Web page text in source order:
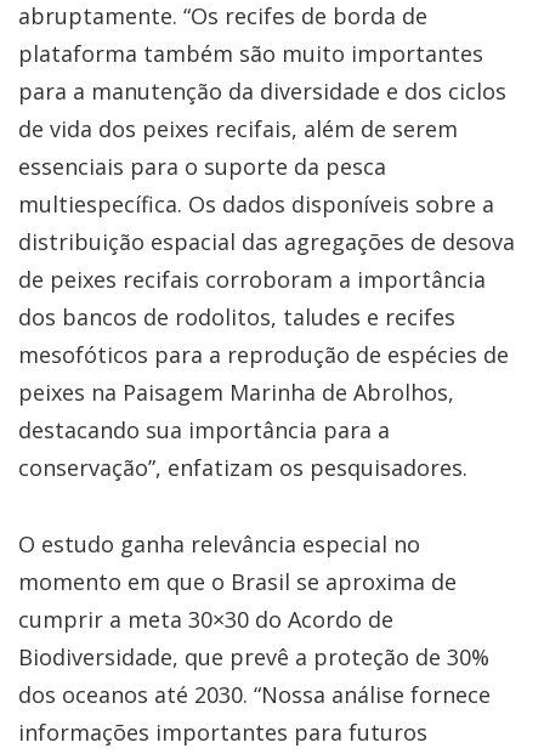
abruptamente. “Os recifes de borda de
plataforma também são muito importantes
para a manutenção da diversidade e dos ciclos
de vida dos peixes recifais, além de serem
essenciais para o suporte da pesca
multiespecífica. Os dados disponíveis sobre a
distribuição espacial das agregações de desova
de peixes recifais corroboram a importância
dos bancos de rodolitos, taludes e recifes
mesofóticos para a reprodução de espécies de
peixes na Paisagem Marinha de Abrolhos,
destacando sua importância para a
conservação”, enfatizam os pesquisadores.
O estudo ganha relevância especial no
momento em que o Brasil se aproxima de
cumprir a meta 30×30 do Acordo de
Biodiversidade, que prevê a proteção de 30%
dos oceanos até 2030. “Nossa análise fornece
informações importantes para futuros